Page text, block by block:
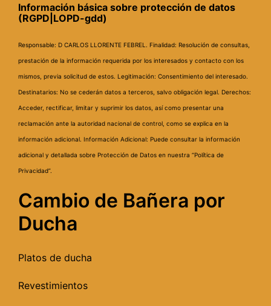
Información básica sobre protección de datos
(RGPD|LOPD-gdd)
Responsable: D CARLOS LLORENTE FEBREL. Finalidad: Resolución de consultas,
prestación de la información requerida por los interesados y contacto con los
mismos, previa solicitud de estos. Legitimación: Consentimiento del interesado.
Destinatarios: No se cederán datos a terceros, salvo obligación legal. Derechos:
Acceder, rectificar, limitar y suprimir los datos, así como presentar una
reclamación ante la autoridad nacional de control, como se explica en la
información adicional. Información Adicional: Puede consultar la información
adicional y detallada sobre Protección de Datos en nuestra “Política de
Privacidad”.
Cambio de Bañera por
Ducha
Platos de ducha
Revestimientos